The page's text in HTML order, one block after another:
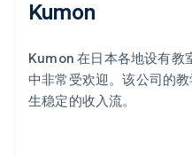
Kumon
Kumon 在日本各地设有教
中非常受欢迎。该公司的
生稳定的收入流。